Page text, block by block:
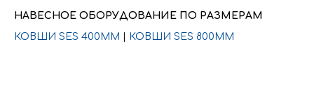
НАВЕСНОЕ ОБОРУДОВАНИЕ ПО РАЗМЕРАМ
КОВШИ SES 400ММ | КОВШИ SES 800ММ